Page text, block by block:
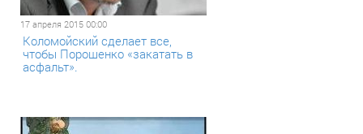
17 апреля 2015 00:00
Коломойский сделает все,
чтобы Порошенко «закатать в
асфальт».